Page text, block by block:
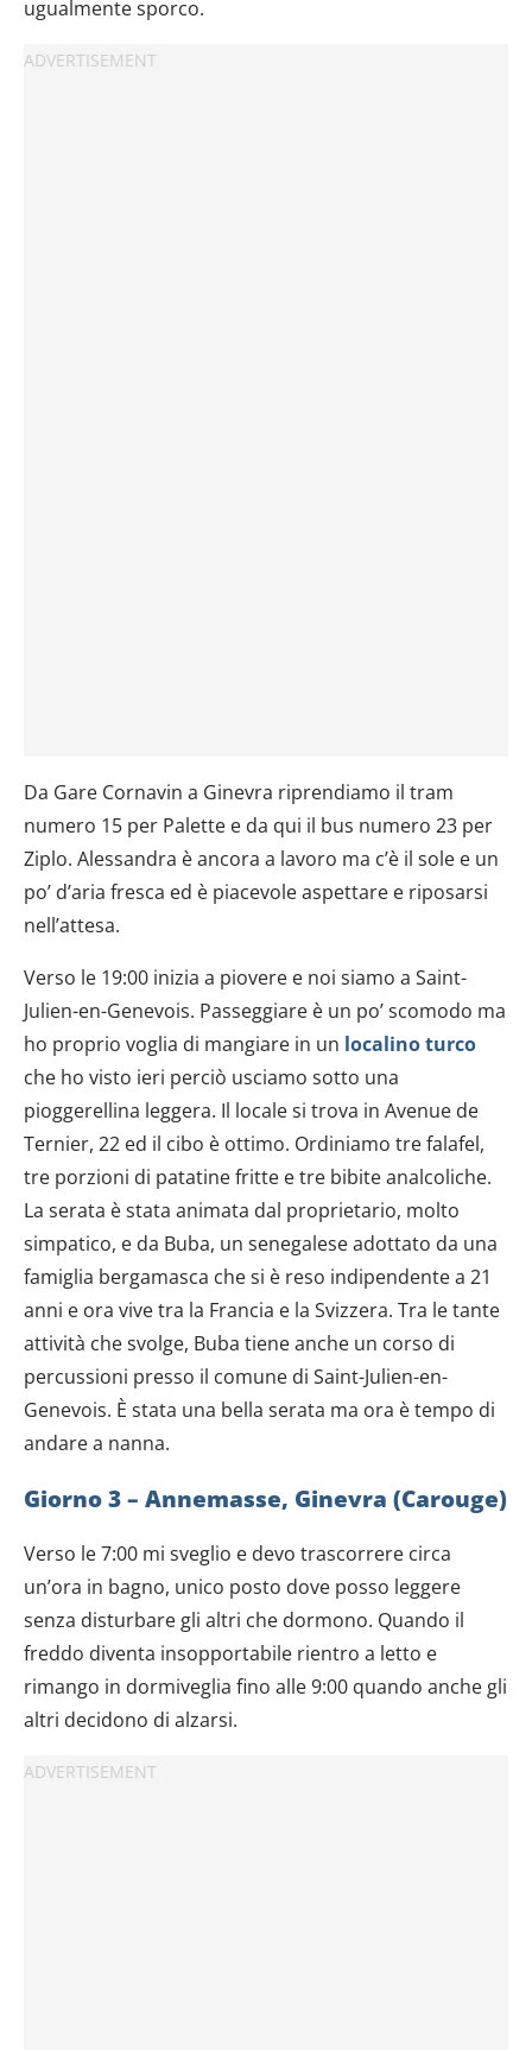
ugualmente sporco.
Da Gare Cornavin a Ginevra riprendiamo il tram
numero 15 per Palette e da qui il bus numero 23 per
Ziplo. Alessandra è ancora a lavoro ma c’è il sole e un
po’ d’aria fresca ed è piacevole aspettare e riposarsi
nell’attesa.
Verso le 19:00 inizia a piovere e noi siamo a Saint-
Julien-en-Genevois. Passeggiare è un po’ scomodo ma
ho proprio voglia di mangiare in un localino turco
che ho visto ieri perciò usciamo sotto una
pioggerellina leggera. Il locale si trova in Avenue de
Ternier, 22 ed il cibo è ottimo. Ordiniamo tre falafel,
tre porzioni di patatine fritte e tre bibite analcoliche.
La serata è stata animata dal proprietario, molto
simpatico, e da Buba, un senegalese adottato da una
famiglia bergamasca che si è reso indipendente a 21
anni e ora vive tra la Francia e la Svizzera. Tra le tante
attività che svolge, Buba tiene anche un corso di
percussioni presso il comune di Saint-Julien-en-
Genevois. È stata una bella serata ma ora è tempo di
andare a nanna.
Giorno 3 – Annemasse, Ginevra (Carouge)
Verso le 7:00 mi sveglio e devo trascorrere circa
un’ora in bagno, unico posto dove posso leggere
senza disturbare gli altri che dormono. Quando il
freddo diventa insopportabile rientro a letto e
rimango in dormiveglia fino alle 9:00 quando anche gli
altri decidono di alzarsi.